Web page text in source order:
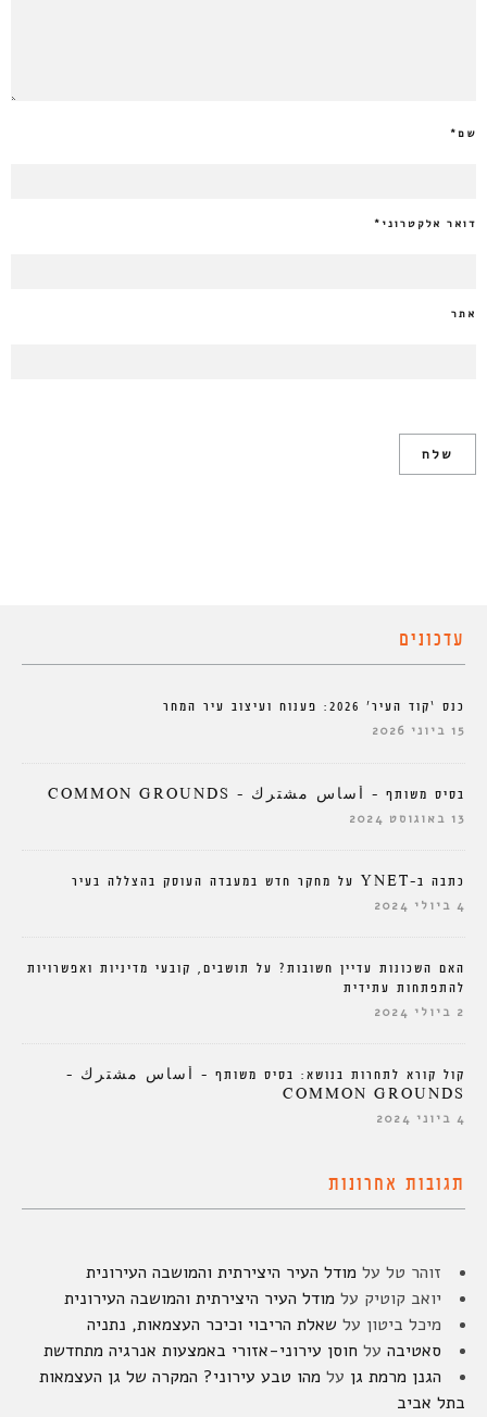
שם*
דואר אלקטרוני *
אתר
עדכונים
כנס ‘קוד העיר’ 2026: פענוח ועיצוב עיר המחר
15 ביוני 2026
בסיס משותף – أساس مشترك – COMMON GROUNDS
13 באוגוסט 2024
כתבה ב-YNET על מחקר חדש במעבדה העוסק בהצללה בעיר
4 ביולי 2024
האם השכונות עדיין חשובות? על תושבים, קובעי מדיניות ואפשרויות
להתפתחות עתידית
2 ביולי 2024
קול קורא לתחרות בנושא: בסיס משותף – أساس مشترك –
COMMON GROUNDS
4 ביוני 2024
תגובות אחרונות
זוהר טל על מודל העיר היצירתית והמושבה העירונית
יואב קוטיק על מודל העיר היצירתית והמושבה העירונית
מיכל ביטון על שאלת הריבוי וכיכר העצמאות, נתניה
סאטיבה על חוסן עירוני-אזורי באמצעות אנרגיה מתחדשת
הגנן מרמת גן על מהו טבע עירוני? המקרה של גן העצמאות
בתל אביב